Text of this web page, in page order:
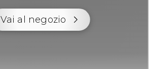
Vai al negozio